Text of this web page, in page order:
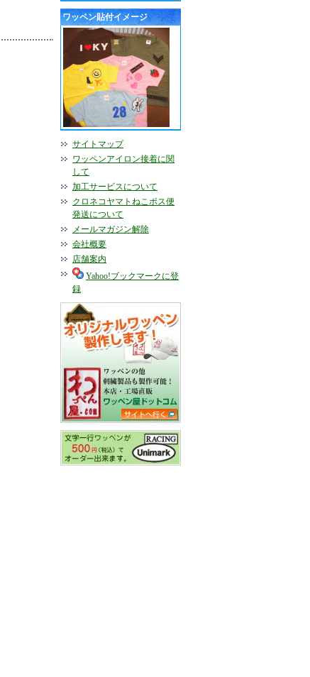
ワッペン貼付イメージ
サイトマップ
ワッペンアイロン接着に関
して
加工サービスについて
クロネコヤマトねこポス便
発送について
メールマガジン解除
会社概要
店舗案内
Yahoo!ブックマークに登
録